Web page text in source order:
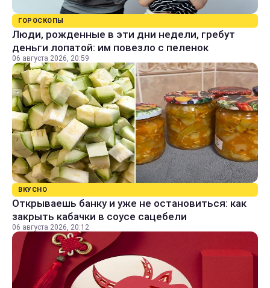
ГОРОСКОПЫ
Люди, рожденные в эти дни недели, гребут
деньги лопатой: им повезло с пеленок
06 августа 2026, 20:59
ВКУСНО
Открываешь банку и уже не остановиться: как
закрыть кабачки в соусе сацебели
06 августа 2026, 20:12